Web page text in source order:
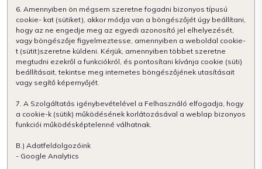
6. Amennyiben ön mégsem szeretne fogadni bizonyos típusú
cookie- kat (sütiket), akkor módja van a böngészőjét úgy beállítani,
hogy az ne engedje meg az egyedi azonosító jel elhelyezését,
vagy böngészője figyelmeztesse, amennyiben a weboldal cookie-
t (sütit)szeretne küldeni. Kérjük, amennyiben többet szeretne
megtudni ezekről a funkciókról, és pontosítani kívánja cookie (süti)
beállításait, tekintse meg internetes böngészőjének utasításait
vagy segítő képernyőjét.
7. A Szolgáltatás igénybevételével a Felhasználó elfogadja, hogy
a cookie-k (sütik) működésének korlátozásával a weblap bizonyos
funkciói működésképtelenné válhatnak.
B.) Adatfeldolgozóink
- Google Analytics